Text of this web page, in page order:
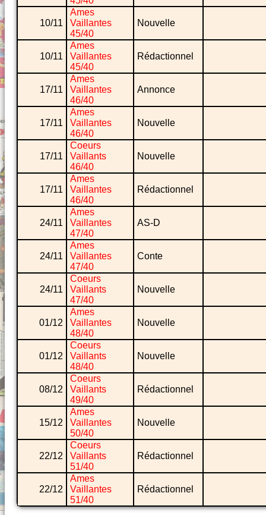
10/11
Ames
Vaillantes
45/40
Nouvelle
10/11
Ames
Vaillantes
45/40
Rédactionnel
17/11
Ames
Vaillantes
46/40
Annonce
17/11
Ames
Vaillantes
46/40
Nouvelle
17/11
Coeurs
Vaillants
46/40
Nouvelle
17/11
Ames
Vaillantes
46/40
Rédactionnel
24/11
Ames
Vaillantes
47/40
AS-D
24/11
Ames
Vaillantes
47/40
Conte
24/11
Coeurs
Vaillants
47/40
Nouvelle
01/12
Ames
Vaillantes
48/40
Nouvelle
01/12
Coeurs
Vaillants
48/40
Nouvelle
08/12
Coeurs
Vaillants
49/40
Rédactionnel
15/12
Ames
Vaillantes
50/40
Nouvelle
22/12
Coeurs
Vaillants
51/40
Rédactionnel
22/12
Ames
Vaillantes
51/40
Rédactionnel